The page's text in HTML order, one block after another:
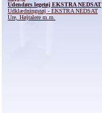
Udendørs legetøj EKSTRA NEDSAT
Udklædningstøj - EKSTRA NEDSAT
Ure, Højtalere m.m.